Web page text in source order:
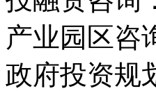
产业园区咨
政府投资规